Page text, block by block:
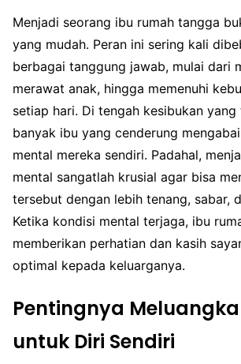
Menjadi seorang ibu rumah tangga
yang mudah. Peran ini sering kali
berbagai tanggung jawab, mulai dari
merawat anak, hingga memenuhi
setiap hari. Di tengah kesibukan
banyak ibu yang cenderung
mental mereka sendiri. Padahal,
mental sangatlah krusial agar bisa
tersebut dengan lebih tenang, sabar,
Ketika kondisi mental terjaga, ibu
memberikan perhatian dan kasih
optimal kepada keluarganya.
Pentingnya
untuk Diri Sendiri